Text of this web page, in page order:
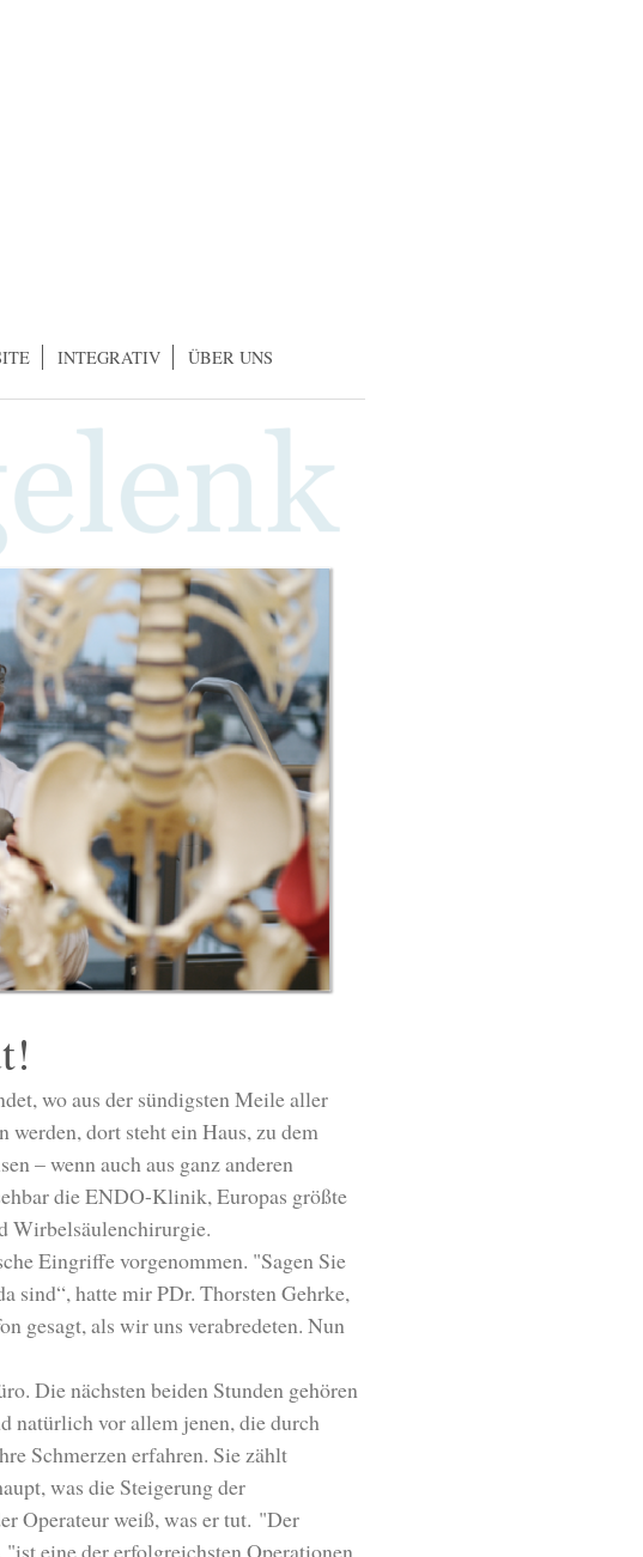
INTEGRATIV ÜBER UNS
wo aus der sündigsten Meile aller
dort steht ein Haus, zu dem
– wenn auch aus ganz anderen
die ENDO-Klinik, Europas größte
Wirbelsäulenchirurgie.
Eingriffe vorgenommen. "Sagen Sie
sind“, hatte mir PDr. Thorsten Gehrke,
gesagt, als wir uns verabredeten. Nun
Die nächsten beiden Stunden gehören
natürlich vor allem jenen, die durch
Schmerzen erfahren. Sie zählt
was die Steigerung der
Operateur weiß, was er tut. "Der
eine der erfolgreichsten Operationen